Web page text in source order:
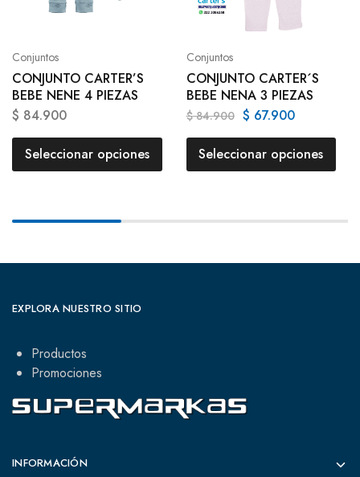
Conjuntos
CONJUNTO CARTER’S
BEBE NENE 4 PIEZAS
$ 84.900
Seleccionar opciones
Conjuntos
CONJUNTO CARTER´S
BEBE NENA 3 PIEZAS
$84.900 $ 67.900
Seleccionar opciones
EXPLORA NUESTRO SITIO
Productos
Promociones
INFORMACIÓN